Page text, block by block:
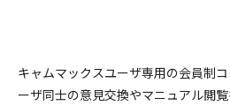
キャムマックスユーザ専用の会員制コ
ーザ同士の意見交換やマニュアル閲